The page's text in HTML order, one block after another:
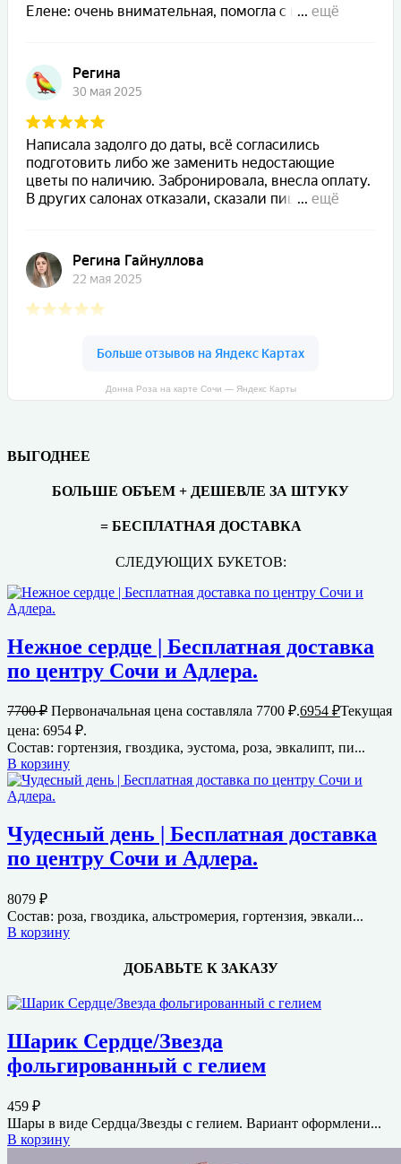
Донна Роза на карте Сочи — Яндекс Карты
ВЫГОДНЕЕ
БОЛЬШЕ ОБЪЕМ + ДЕШЕВЛЕ ЗА ШТУКУ
= БЕСПЛАТНАЯ ДОСТАВКА
СЛЕДУЮЩИХ БУКЕТОВ:
Нежное сердце | Бесплатная доставка
по центру Сочи и Адлера.
7700₽ Первоначальная цена составляла 7700 ₽.6954 ₽Текущая
цена: 6954 ₽.
Состав: гортензия, гвоздика, эустома, роза, эвкалипт, пи...
В корзину
Чудесный день | Бесплатная доставка
по центру Сочи и Адлера.
8079 ₽
Состав: роза, гвоздика, альстромерия, гортензия, эвкали...
В корзину
ДОБАВЬТЕ К ЗАКАЗУ
Шарик Сердце/Звезда
фольгированный с гелием
459 ₽
Шары в виде Сердца/Звезды с гелием. Вариант оформлени...
В корзину